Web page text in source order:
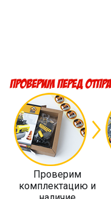
Проверим
комплектацию и